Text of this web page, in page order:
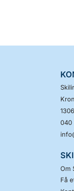
1306
040
Om
Få